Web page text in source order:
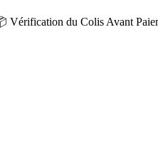
Vérification du Colis Avant